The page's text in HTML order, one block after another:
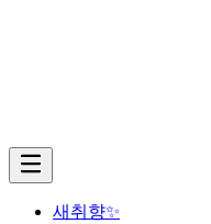
새취향✨